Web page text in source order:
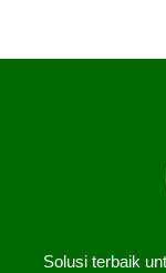
Solusi terbaik